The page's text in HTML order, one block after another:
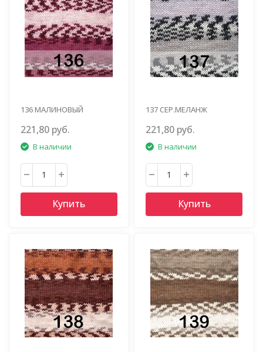
136 МАЛИНОВЫЙ
221,80 руб.
В наличии
Купить
137 СЕР.МЕЛАНЖ
221,80 руб.
В наличии
Купить